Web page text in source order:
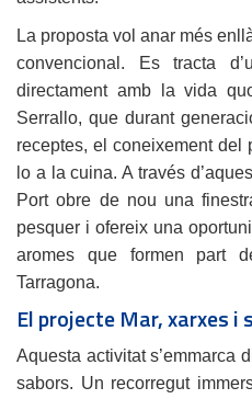
La proposta vol anar més
convencional. Es tracta
directament amb la vida
Serrallo, que durant
receptes, el coneixement
lo a la cuina. A través
Port obre de nou una
pesquer i ofereix una
aromes que formen part
Tarragona.
El projecte Mar, xarxes i
Aquesta activitat s’emmarca
sabors. Un recorregut